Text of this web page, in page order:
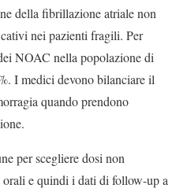
della fibrillazione atriale non
nei pazienti fragili. Per
NOAC nella popolazione di
I medici devono bilanciare il
quando prendono
per scegliere dosi non
e quindi i dati di follow-up a